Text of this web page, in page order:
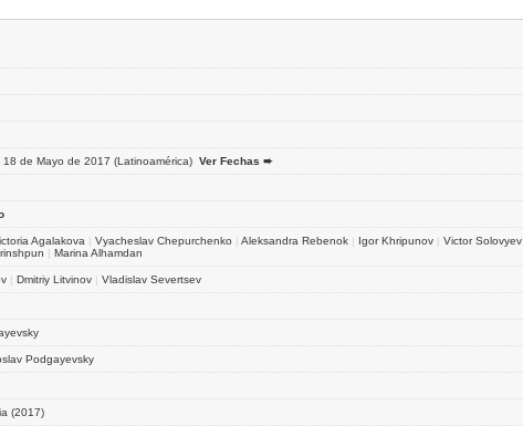
18 de Mayo de 2017 (Latinoamérica) Ver Fechas ➨
Agalakova | Vyacheslav Chepurchenko | Aleksandra Rebenok | Igor Khripunov | Victor Solovyev
| Marina Alhamdan
| Dmitriy Litvinov | Vladislav Severtsev
Podgayevsky
(2017)